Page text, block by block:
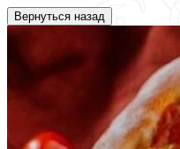
Вернуться назад